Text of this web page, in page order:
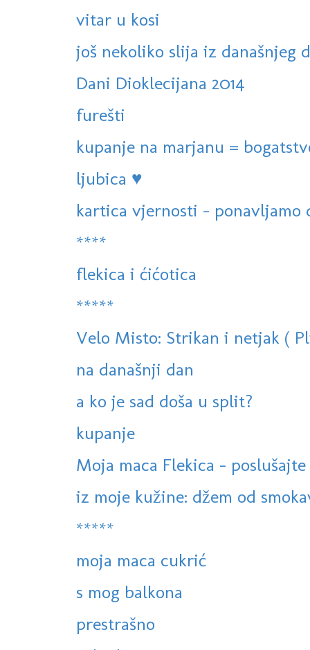
vitar u kosi
još nekoliko slija iz današnjeg
Dani Dioklecijana 2014
furešti
kupanje na marjanu =
ljubica ♥
kartica vjernosti - ponavljamo
****
flekica i ćićotica
*****
Velo Misto: Strikan i netjak (
na današnji dan
a ko je sad doša u split?
kupanje
Moja maca Flekica -
iz moje kužine: džem od
*****
moja maca cukrić
s mog balkona
prestrašno